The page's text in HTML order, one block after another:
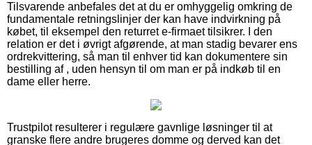
Tilsvarende anbefales det at du er omhyggelig omkring de
fundamentale retningslinjer der kan have indvirkning på
købet, til eksempel den returret e-firmaet tilsikrer. I den
relation er det i øvrigt afgørende, at man stadig bevarer ens
ordrekvittering, så man til enhver tid kan dokumentere sin
bestilling af , uden hensyn til om man er på indkøb til en
dame eller herre.
Trustpilot resulterer i regulære gavnlige løsninger til at
granske flere andre brugeres domme og derved kan det